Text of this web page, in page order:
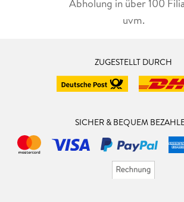
Abholung in über 100
uvm.
ZUGESTELLT DURCH
SICHER & BEQUEM